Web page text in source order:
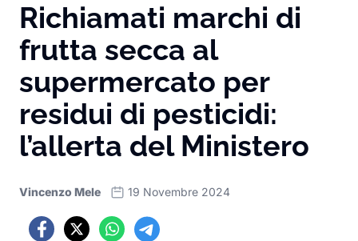
Richiamati marchi di
frutta secca al
supermercato per
residui di pesticidi:
l’allerta del Ministero
Vincenzo Mele 19 Novembre 2024